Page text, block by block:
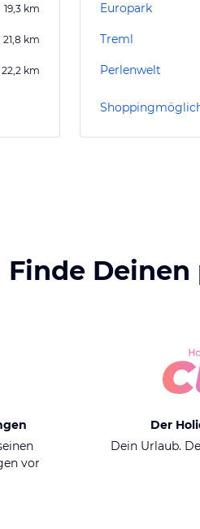
19,3 km
21,8 km
22,2 km
Europark
Treml
Perlenwelt
Finde
vor
Der
Dein Urlaub.